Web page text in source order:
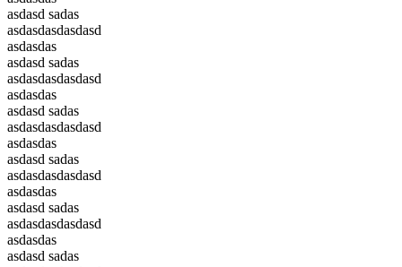
asdasd sadas
asdasdasdasdasd
asdasdas
asdasd sadas
asdasdasdasdasd
asdasdas
asdasd sadas
asdasdasdasdasd
asdasdas
asdasd sadas
asdasdasdasdasd
asdasdas
asdasd sadas
asdasdasdasdasd
asdasdas
asdasd sadas